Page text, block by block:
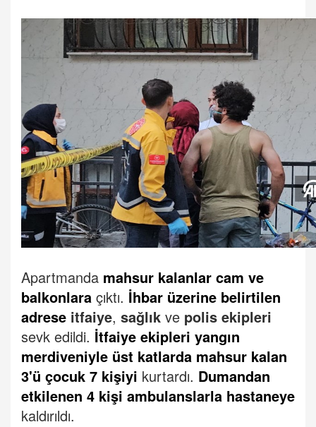
Apartmanda mahsur kalanlar cam ve
balkonlara çıktı. İhbar üzerine belirtilen
adrese itfaiye, sağlık ve polis ekipleri
sevk edildi. İtfaiye ekipleri yangın
merdiveniyle üst katlarda mahsur kalan
3'ü çocuk 7 kişiyi kurtardı. Dumandan
etkilenen 4 kişi ambulanslarla hastaneye
kaldırıldı.